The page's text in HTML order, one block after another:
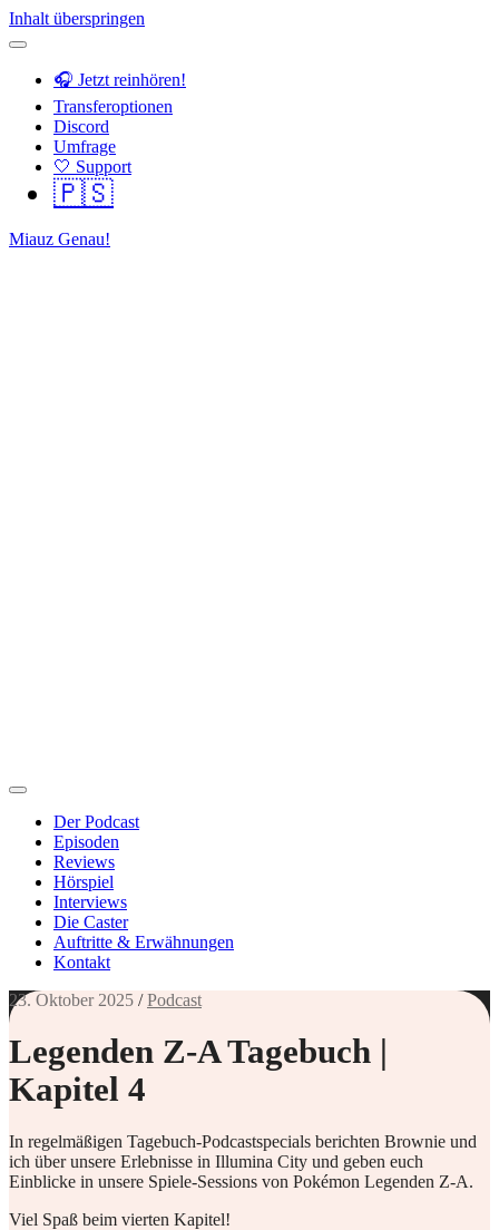
Inhalt überspringen
🎧 Jetzt reinhören!
Transferoptionen
Discord
Umfrage
🤍 Support
🇵🇸
Miauz Genau!
Der Podcast
Episoden
Reviews
Hörspiel
Interviews
Die Caster
Auftritte & Erwähnungen
Kontakt
23. Oktober 2025 /Podcast
Legenden Z-A Tagebuch |
Kapitel 4
In regelmäßigen Tagebuch-Podcastspecials berichten Brownie und
ich über unsere Erlebnisse in Illumina City und geben euch
Einblicke in unsere Spiele-Sessions von Pokémon Legenden Z-A.
Viel Spaß beim vierten Kapitel!